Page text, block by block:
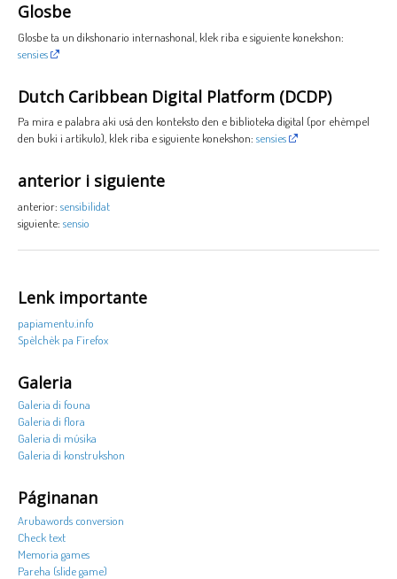
Glosbe
Glosbe ta un dikshonario internashonal, klek riba e siguiente konekshon:
sensies
Dutch Caribbean Digital Platform (DCDP)
Pa mira e palabra aki usá den konteksto den e biblioteka digital (por ehèmpel
den buki i artíkulo), klek riba e siguiente konekshon: sensies
anterior i siguiente
anterior: sensibilidat
siguiente: sensio
Lenk importante
papiamentu.info
Spèlchèk pa Firefox
Galeria
Galeria di founa
Galeria di flora
Galeria di músika
Galeria di konstrukshon
Páginanan
Arubawords conversion
Check text
Memoria games
Pareha (slide game)